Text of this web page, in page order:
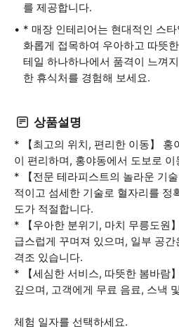
를 제공합니다.
* 매장 인테리어는 현대적인 스
화롭게 접목하여 우아하고 따뜻
테일 하나하나에서 품격이 느껴
한 휴식처를 경험해 보세요.
상품설명
* 【최고의 위치, 편리한 이동】 홍
이 편리하며, 홍야동에서 도보로 이
* 【전문 테라피스트의 놀라운 기
적이고 섬세한 기술로 혈자리를 정
도가 적절합니다.
* 【우아한 분위기, 마치 무릉도원
급스럽게 꾸며져 있으며, 일부 공
격조 있습니다.
* 【세심한 서비스, 따뜻한 봄바람
깊으며, 고객에게 무료 음료, 스낵
체험 일자를 선택하세요.